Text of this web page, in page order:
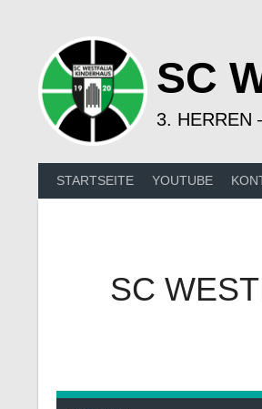
SC
3. HERREN
STARTSEITE YOUTUBE
SC